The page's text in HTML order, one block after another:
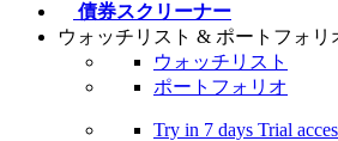
債券スクリーナー
ウォッチリスト & ポートフォリ
ウォッチリスト
ポートフォリオ
Try in 7 days Trial